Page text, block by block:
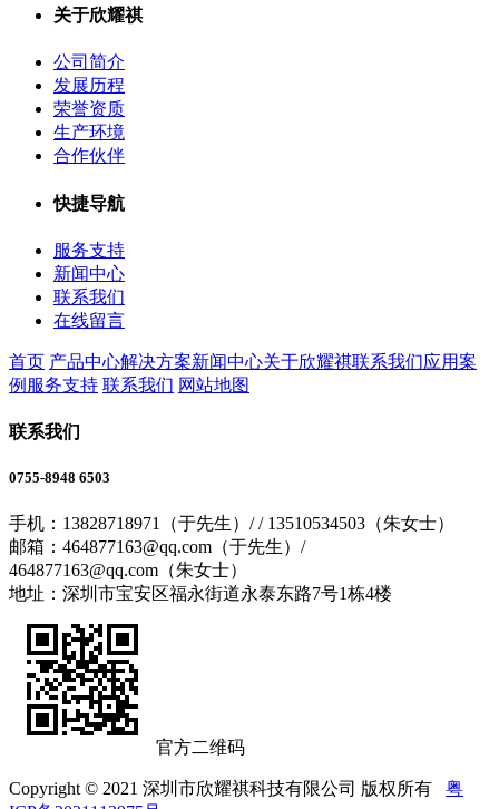
关于欣耀祺
公司简介
发展历程
荣誉资质
生产环境
合作伙伴
快捷导航
服务支持
新闻中心
联系我们
在线留言
首页 产品中心解决方案新闻中心关于欣耀祺联系我们应用案
例 服务支持 联系我们 网站地图
联系我们
0755-8948 6503
手机：13828718971（于先生）/ / 13510534503（朱女士）
邮箱：464877163@qq.com（于先生）/
464877163@qq.com（朱女士）
地址：深圳市宝安区福永街道永泰东路7号1栋4楼
官方二维码
Copyright © 2021 深圳市欣耀祺科技有限公司 版权所有 粤